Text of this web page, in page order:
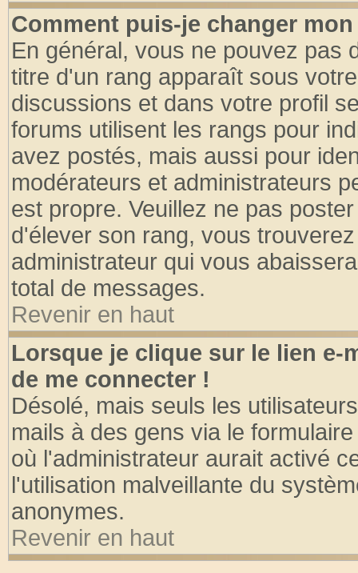
Comment puis-je changer
En général, vous ne pouvez pas
titre d'un rang apparaît sous
discussions et dans votre profil
forums utilisent les rangs pour
avez postés, mais aussi pour
modérateurs et administrateurs
est propre. Veuillez ne pas
d'élever son rang, vous
administrateur qui vous
total de messages.
Revenir en haut
Lorsque je clique sur le lien e-
de me connecter !
Désolé, mais seuls les
mails à des gens via le
où l'administrateur aurait activé
l'utilisation malveillante du
anonymes.
Revenir en haut